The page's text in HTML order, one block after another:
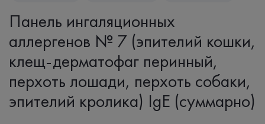
Панель ингаляционных
аллергенов № 7 (эпителий кошки,
клещ-дерматофаг перинный,
перхоть лошади, перхоть собаки,
эпителий кролика) IgE (суммарно)